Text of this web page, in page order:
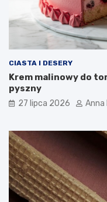
CIASTA I DESERY
Krem malinowy do
pyszny
27 lipca 2026 Anna